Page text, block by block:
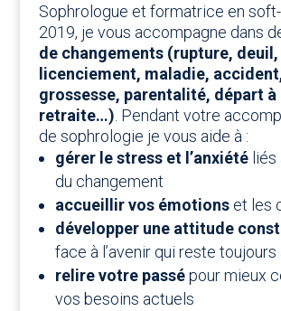
Sophrologue et formatrice en
2019, je vous accompagne dans
de changements (rupture, deuil,
licenciement, maladie,
grossesse, parentalité, départ à
retraite…) . Pendant votre
de sophrologie je vous aide à :
gérer le stress et l’anxiétéliés
du changement
accueillir vos émotionset les
développer une attitude
face à l’avenir qui reste
relire votre passépour mieux
vos besoins actuels